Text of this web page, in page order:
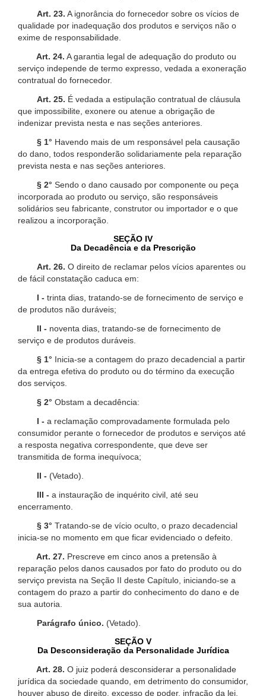
Art. 23. A ignorância do fornecedor sobre os vícios de
qualidade por inadequação dos produtos e serviços não o
exime de responsabilidade.
Art. 24. A garantia legal de adequação do produto ou
serviço independe de termo expresso, vedada a exoneração
contratual do fornecedor.
Art. 25. É vedada a estipulação contratual de cláusula
que impossibilite, exonere ou atenue a obrigação de
indenizar prevista nesta e nas seções anteriores.
§ 1° Havendo mais de um responsável pela causação
do dano, todos responderão solidariamente pela reparação
prevista nesta e nas seções anteriores.
§ 2° Sendo o dano causado por componente ou peça
incorporada ao produto ou serviço, são responsáveis
solidários seu fabricante, construtor ou importador e o que
realizou a incorporação.
SEÇÃO IV
Da Decadência e da Prescrição
Art. 26. O direito de reclamar pelos vícios aparentes ou
de fácil constatação caduca em:
I - trinta dias, tratando-se de fornecimento de serviço e
de produtos não duráveis;
II - noventa dias, tratando-se de fornecimento de
serviço e de produtos duráveis.
§ 1° Inicia-se a contagem do prazo decadencial a partir
da entrega efetiva do produto ou do término da execução
dos serviços.
§ 2° Obstam a decadência:
I - a reclamação comprovadamente formulada pelo
consumidor perante o fornecedor de produtos e serviços até
a resposta negativa correspondente, que deve ser
transmitida de forma inequívoca;
II - (Vetado).
III - a instauração de inquérito civil, até seu
encerramento.
§ 3° Tratando-se de vício oculto, o prazo decadencial
inicia-se no momento em que ficar evidenciado o defeito.
Art. 27. Prescreve em cinco anos a pretensão à
reparação pelos danos causados por fato do produto ou do
serviço prevista na Seção II deste Capítulo, iniciando-se a
contagem do prazo a partir do conhecimento do dano e de
sua autoria.
Parágrafo único. (Vetado).
SEÇÃO V
Da Desconsideração da Personalidade Jurídica
Art. 28. O juiz poderá desconsiderar a personalidade
jurídica da sociedade quando, em detrimento do consumidor,
houver abuso de direito, excesso de poder, infração da lei,